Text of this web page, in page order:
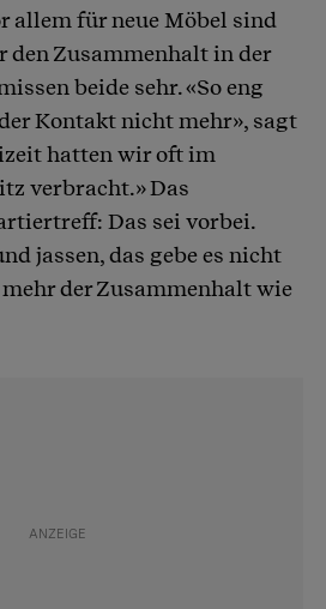
allem für neue Möbel sind
den Zusammenhalt in der
beide sehr. «So eng
Kontakt nicht mehr», sagt
hatten wir oft im
verbracht.» Das
Das sei vorbei.
jassen, das gebe es nicht
der Zusammenhalt wie